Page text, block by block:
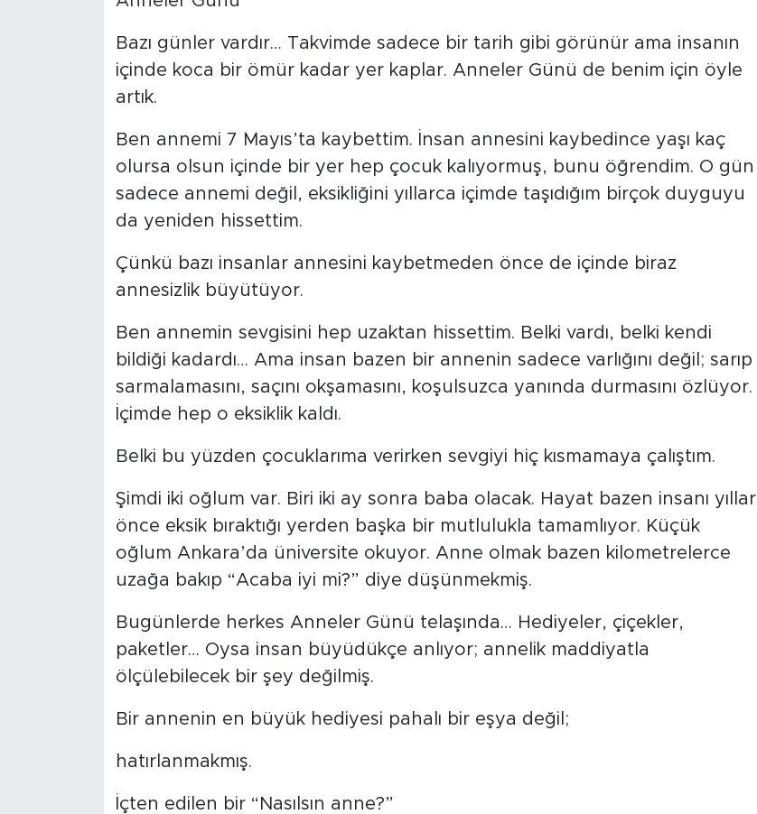
Bazı günler vardır… Takvimde sadece bir tarih gibi görünür ama insanın
içinde koca bir ömür kadar yer kaplar. Anneler Günü de benim için öyle
artık.
Ben annemi 7 Mayıs’ta kaybettim. İnsan annesini kaybedince yaşı kaç
olursa olsun içinde bir yer hep çocuk kalıyormuş, bunu öğrendim. O gün
sadece annemi değil, eksikliğini yıllarca içimde taşıdığım birçok duyguyu
da yeniden hissettim.
Çünkü bazı insanlar annesini kaybetmeden önce de içinde biraz
annesizlik büyütüyor.
Ben annemin sevgisini hep uzaktan hissettim. Belki vardı, belki kendi
bildiği kadardı… Ama insan bazen bir annenin sadece varlığını değil; sarıp
sarmalamasını, saçını okşamasını, koşulsuzca yanında durmasını özlüyor.
İçimde hep o eksiklik kaldı.
Belki bu yüzden çocuklarıma verirken sevgiyi hiç kısmamaya çalıştım.
Şimdi iki oğlum var. Biri iki ay sonra baba olacak. Hayat bazen insanı yıllar
önce eksik bıraktığı yerden başka bir mutlulukla tamamlıyor. Küçük
oğlum Ankara’da üniversite okuyor. Anne olmak bazen kilometrelerce
uzağa bakıp “Acaba iyi mi?” diye düşünmekmiş.
Bugünlerde herkes Anneler Günü telaşında… Hediyeler, çiçekler,
paketler… Oysa insan büyüdükçe anlıyor; annelik maddiyatla
ölçülebilecek bir şey değilmiş.
Bir annenin en büyük hediyesi pahalı bir eşya değil;
hatırlanmakmış.
İçten edilen bir “Nasılsın anne?”
RÖPÖRTAJ
NOSTALJİ
YAZARLAR
POLİTİKA
EKONOMİ
KÜLTÜR SANAT
TARİHTEN GÜNÜMÜZE
SİYASET